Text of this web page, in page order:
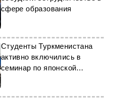
сфере образования
Студенты Туркменистана
активно включились в
семинар по японской
грамматике